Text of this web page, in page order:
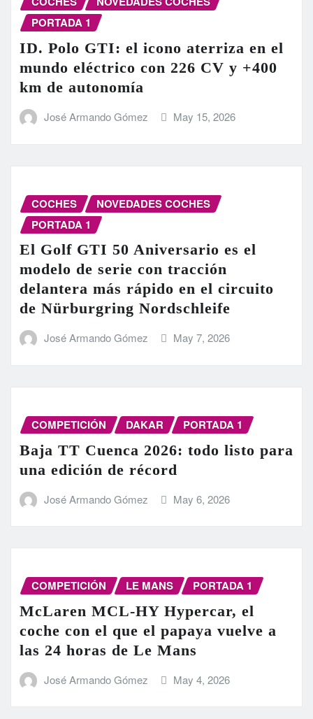
PORTADA 1
ID. Polo GTI: el icono aterriza en el
mundo eléctrico con 226 CV y +400
km de autonomía
José Armando Gómez May 15, 2026
COCHES
NOVEDADES COCHES
PORTADA 1
El Golf GTI 50 Aniversario es el
modelo de serie con tracción
delantera más rápido en el circuito
de Nürburgring Nordschleife
José Armando Gómez May 7, 2026
COMPETICIÓN DAKAR PORTADA 1
Baja TT Cuenca 2026: todo listo para
una edición de récord
José Armando Gómez May 6, 2026
COMPETICIÓN LE MANS PORTADA 1
McLaren MCL-HY Hypercar, el
coche con el que el papaya vuelve a
las 24 horas de Le Mans
José Armando Gómez May 4, 2026